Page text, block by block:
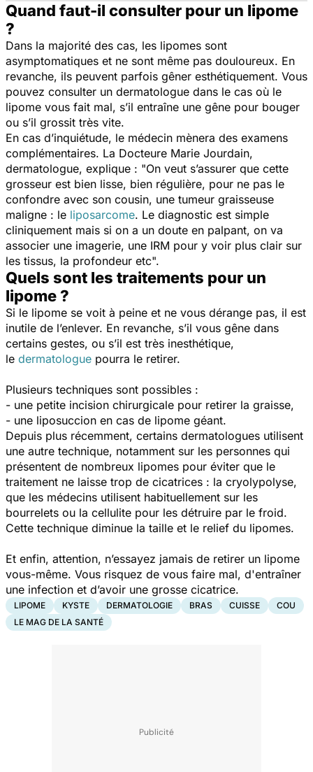
Quand faut-il consulter pour un lipome
?
Dans la majorité des cas, les lipomes sont
asymptomatiques et ne sont même pas douloureux. En
revanche, ils peuvent parfois gêner esthétiquement. Vous
pouvez consulter un dermatologue dans le cas où le
lipome vous fait mal, s’il entraîne une gêne pour bouger
ou s’il grossit très vite.
En cas d’inquiétude, le médecin mènera des examens
complémentaires. La Docteure Marie Jourdain,
dermatologue, explique : "On veut s’assurer que cette
grosseur est bien lisse, bien régulière, pour ne pas le
confondre avec son cousin, une tumeur graisseuse
maligne : le liposarcome. Le diagnostic est simple
cliniquement mais si on a un doute en palpant, on va
associer une imagerie, une IRM pour y voir plus clair sur
les tissus, la profondeur etc".
Quels sont les traitements pour un
lipome ?
Si le lipome se voit à peine et ne vous dérange pas, il est
inutile de l’enlever. En revanche, s’il vous gêne dans
certains gestes, ou s’il est très inesthétique,
le dermatologue pourra le retirer.
Plusieurs techniques sont possibles :
- une petite incision chirurgicale pour retirer la graisse,
- une liposuccion en cas de lipome géant.
Depuis plus récemment, certains dermatologues utilisent
une autre technique, notamment sur les personnes qui
présentent de nombreux lipomes pour éviter que le
traitement ne laisse trop de cicatrices : la cryolypolyse,
que les médecins utilisent habituellement sur les
bourrelets ou la cellulite pour les détruire par le froid.
Cette technique diminue la taille et le relief du lipomes.
Et enfin, attention, n’essayez jamais de retirer un lipome
vous-même. Vous risquez de vous faire mal, d'entraîner
une infection et d’avoir une grosse cicatrice.
LIPOME KYSTE DERMATOLOGIE BRAS CUISSE
COU
LE MAG DE LA SANTÉ